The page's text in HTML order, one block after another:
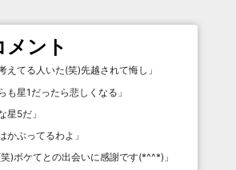
メント
えてる人いた(笑)先越されて悔し 」
も星1だったら悲しくなる 」
星5だ 」
かぶってるわよ 」
)ボケてとの出会いに感謝です(*^^*) 」